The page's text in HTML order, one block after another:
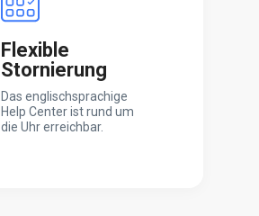
Flexible
Stornierung
Das englischsprachige
Help Center ist rund um
die Uhr erreichbar.